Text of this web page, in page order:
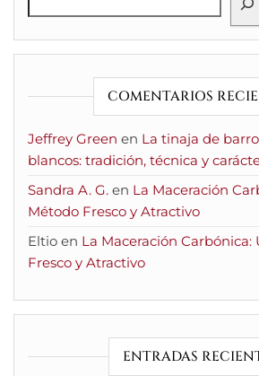
COMENTARIOS
Jeffrey Green en La tinaja de
blancos: tradición, técnica y
Sandra A. G. en La Maceración
Método Fresco y Atractivo
Eltio en La Maceración Carbónica:
Fresco y Atractivo
ENTRADAS